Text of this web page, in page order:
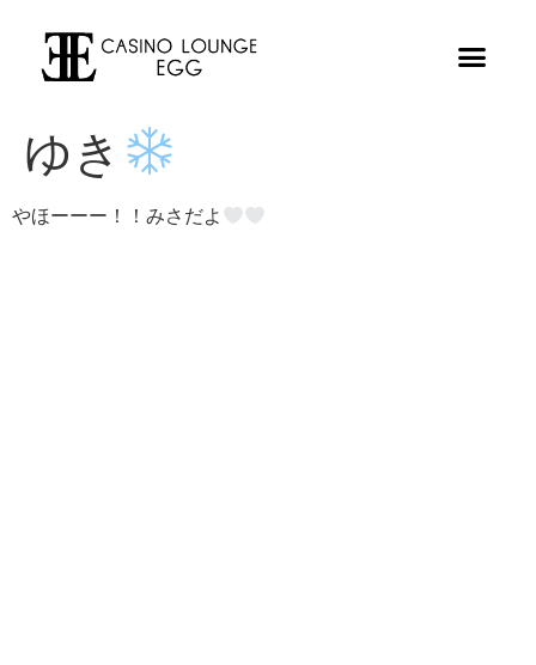
ゆき
やほーーー！！みさだよ